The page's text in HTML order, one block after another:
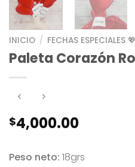
INICIO / FECHAS ESPECIALES 💖
Paleta Corazón
$4,000.00
Peso neto: 18grs